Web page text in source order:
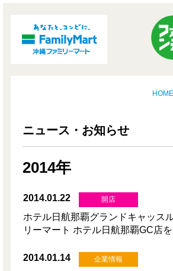
HOME
ニュース・お知らせ
2014年
2014.01.22 開店
ホテル日航那覇グランドキャッス
リーマート ホテル日航那覇GC店を
2014.01.14 企業情報